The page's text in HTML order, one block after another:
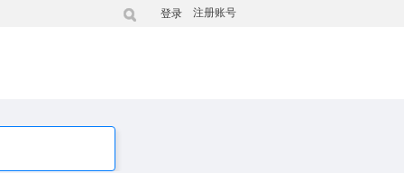
注册账号
登录